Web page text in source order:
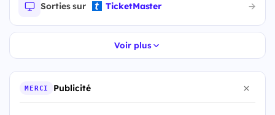
Sorties sur TicketMaster
Voir plus
MERCI Publicité